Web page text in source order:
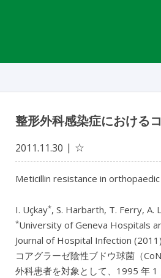
整形外科感染症における
2011.11.30 ☆
Meticillin resistance in
I. Uçkay*, S. Harbarth, T. Ferry,
*University of Geneva Hospitals
Journal of Hospital Infection
コアグラーゼ陰性ブドウ球菌（
外科患者を対象として、1995 年